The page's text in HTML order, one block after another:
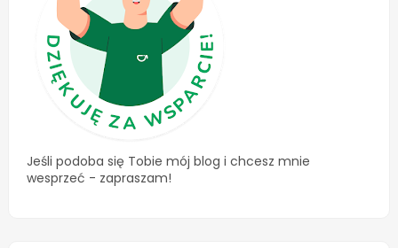
Jeśli podoba się Tobie mój blog i chcesz mnie
wesprzeć - zapraszam!